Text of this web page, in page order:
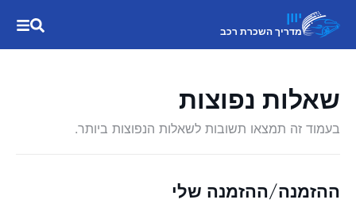
יוון
מדריך השכרת רכב
שאלות נפוצות
בעמוד זה תמצאו תשובות לשאלות הנפוצות ביותר.
ההזמנה/ההזמנה שלי